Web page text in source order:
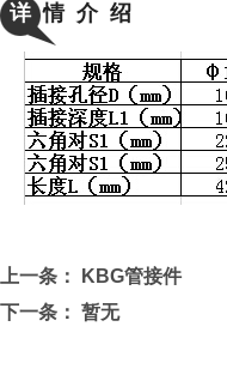
详情 介 绍
上一条：
KBG管接件
下一条： 暂无